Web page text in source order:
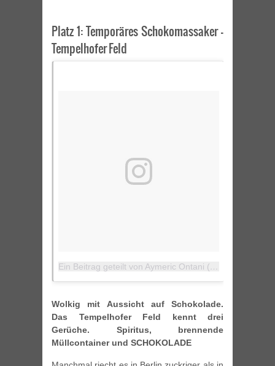
Platz 1: Temporäres Schokomassaker –
Tempelhofer Feld
Wolkig mit Aussicht auf Schokolade.
Das Tempelhofer Feld kennt drei
Gerüche. Spiritus, brennende
Müllcontainer und SCHOKOLADE